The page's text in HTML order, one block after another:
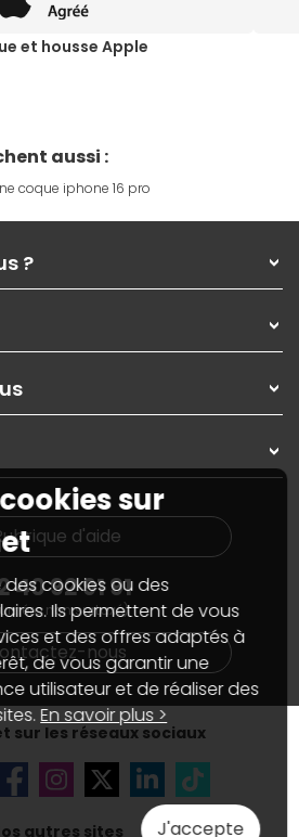
et housse Apple
aussi :
coque iphone 16 pro
?
graphique
personnalisé
vente
etcookies
d'aide
40 92 91 91
non surtaxé)
nous
sur les réseaux sociaux
autres sites
sur
des cookies ou des
Ils permettent de vous
et des offres adaptés à
de vous garantir une
utilisateur et de réaliser des
En savoir plus >
J'accepte